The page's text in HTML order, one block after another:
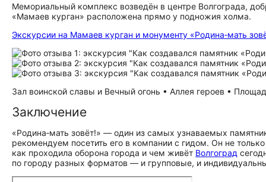
Мемориальный комплекс возведён в центре Волгограда,
«Мамаев курган» расположена прямо у подножия холма.
Экскурсии на Мамаев курган и монументу «Родина‑мать
Зал воинской славы и Вечный огонь • Аллея героев •
Заключение
«Родина‑мать зовёт!» — один из самых узнаваемых
рекомендуем посетить его в компании с гидом. Он не
как проходила оборона города и чем живёт Волгоград
по городу разных форматов — и групповые, и